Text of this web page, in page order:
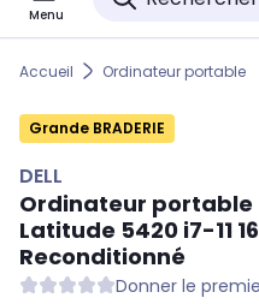
Accéder directement au
Menu
Accueil Ordinateur portable
Grande BRADERIE
DELL
Ordinateur
Latitude 5420 i7-11
Reconditionné
Donner le